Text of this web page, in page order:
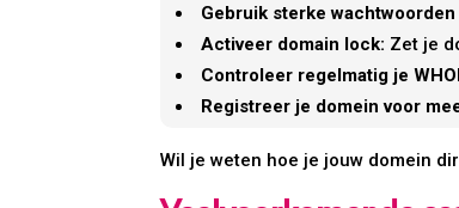
Gebruik sterke
Activeer domain lock: Zet je
Controleer regelmatig je
Registreer je domein voor
Wil je weten hoe je jouw domein